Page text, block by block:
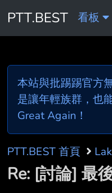
PTT.BEST 看板
本站與批踢踢官方
是讓年輕族群，也
Great Again！
PTT.BEST 首頁
Re: [討論] 最